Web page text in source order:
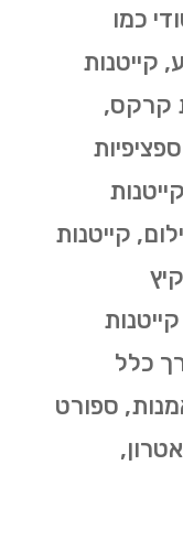
כמו
קייטנות
קרקס,
קייטנות
כלל
ספורט